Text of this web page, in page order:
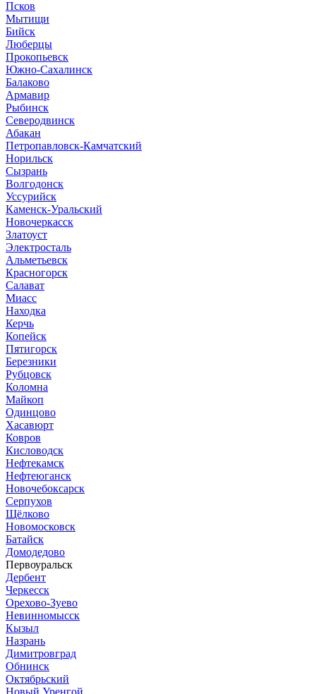
Псков
Мытищи
Бийск
Люберцы
Прокопьевск
Южно-Сахалинск
Балаково
Армавир
Рыбинск
Северодвинск
Абакан
Петропавловск-Камчатский
Норильск
Сызрань
Волгодонск
Уссурийск
Каменск-Уральский
Новочеркасск
Златоуст
Электросталь
Альметьевск
Красногорск
Салават
Миасс
Находка
Керчь
Копейск
Пятигорск
Березники
Рубцовск
Коломна
Майкоп
Одинцово
Хасавюрт
Ковров
Кисловодск
Нефтекамск
Нефтеюганск
Новочебоксарск
Серпухов
Щёлково
Новомосковск
Батайск
Домодедово
Первоуральск
Дербент
Черкесск
Орехово-Зуево
Невинномысск
Кызыл
Назрань
Димитровград
Обнинск
Октябрьский
Новый Уренгой